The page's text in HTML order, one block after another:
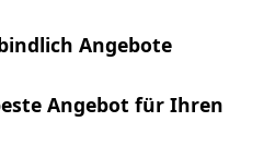
Angebote
Angebot für Ihren